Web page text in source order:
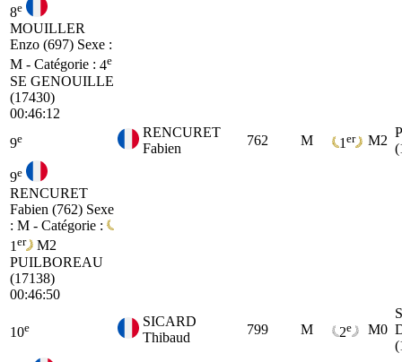
8e
MOUILLER
Enzo (697) Sexe :
M - Catégorie : 4e
SE GENOUILLE
(17430)
00:46:12
9e
RENCURET
Fabien
762 M 1 er M2
9e
RENCURET
Fabien (762) Sexe
: M - Catégorie :
1 er
M2
PUILBOREAU
(17138)
00:46:50
10e
SICARD
Thibaud
799 M 2e M0